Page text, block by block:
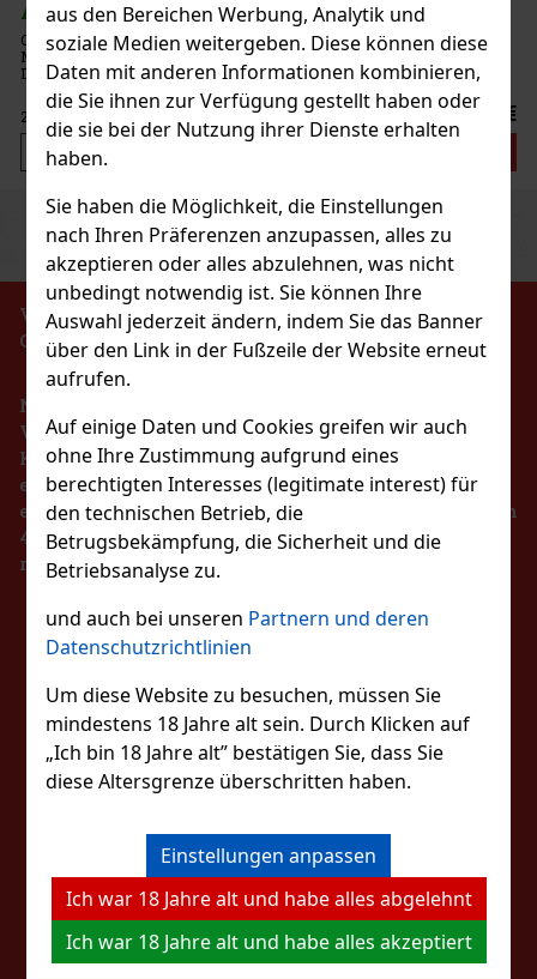
aus den Bereichen Werbung, Analytik und
soziale Medien weitergeben. Diese können diese
Daten mit anderen Informationen kombinieren,
die Sie ihnen zur Verfügung gestellt haben oder
die sie bei der Nutzung ihrer Dienste erhalten
haben.
Sie haben die Möglichkeit, die Einstellungen
nach Ihren Präferenzen anzupassen, alles zu
akzeptieren oder alles abzulehnen, was nicht
unbedingt notwendig ist. Sie können Ihre
Auswahl jederzeit ändern, indem Sie das Banner
über den Link in der Fußzeile der Website erneut
aufrufen.
Auf einige Daten und Cookies greifen wir auch
ohne Ihre Zustimmung aufgrund eines
berechtigten Interesses (legitimate interest) für
den technischen Betrieb, die
Betrugsbekämpfung, die Sicherheit und die
Betriebsanalyse zu.
und auch bei unseren Partnern und deren
Datenschutzrichtlinien
Um diese Website zu besuchen, müssen Sie
mindestens 18 Jahre alt sein. Durch Klicken auf
„Ich bin 18 Jahre alt” bestätigen Sie, dass Sie
diese Altersgrenze überschritten haben.
Einstellungen anpassen
Ich war 18 Jahre alt und habe alles abgelehnt
Ich war 18 Jahre alt und habe alles akzeptiert
Neu
Pineapple 65g
st)
Bestellen
Neu
Grape 65g
st)
sind zuckerfreie Dragees mit intensivem
für lang anhaltende Frische im Mund sorgen.
mit 46 Stück und verschließbarem Deckel
das Auto, das Büro und unterwegs, sodass Sie
2.29 €
Rabatt: 43%
Aktion
Dragees Dose 64 g
st)
die für einen lang
Geschmack und frischen Atem sorgen. Die
46 Dragees und eignet sich dank ihrer
Bestellen
Rabatt: 43%
PreviousNext
VERBOT DES VERKAUFS VON ALKOHOLISCHEN
GETRÄNKEN AN PERSONEN UNTER 18 JAHREN !!!
Nach dem Gesetz über die Registrierung von
Verkäufen ist der Verkäufer verpflichtet, dem
Käufer eine Quittung auszustellen. Gleichzeitig ist
er verpflichtet, die erhaltenen Einnahmen im Falle
eines technischen Ausfalls spätestens innerhalb von
48 Stunden online beim Steuerverwalter zu
registrieren.
BLEIBEN SIE MIT
UNS IN KONTAKT
FOLGEN SIE UNS
KONTAKTIERE UNS
eshop@excaliburshop.com
+43 660 1544737